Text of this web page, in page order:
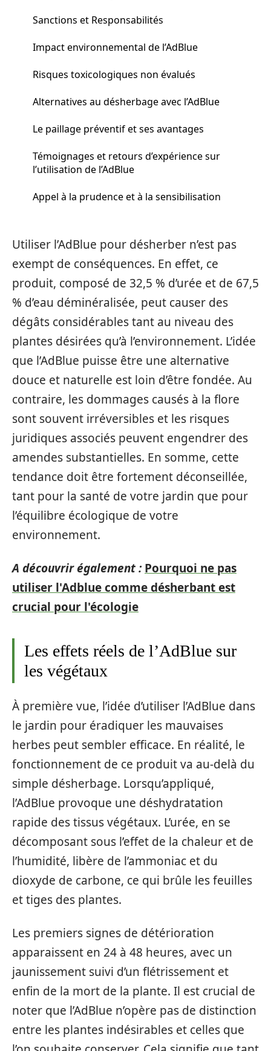
Sanctions et Responsabilités
Impact environnemental de l’AdBlue
Risques toxicologiques non évalués
Alternatives au désherbage avec l’AdBlue
Le paillage préventif et ses avantages
Témoignages et retours d’expérience sur
l’utilisation de l’AdBlue
Appel à la prudence et à la sensibilisation
Utiliser l’AdBlue pour désherber n’est pas
exempt de conséquences. En effet, ce
produit, composé de 32,5 % d’urée et de 67,5
% d’eau déminéralisée, peut causer des
dégâts considérables tant au niveau des
plantes désirées qu’à l’environnement. L’idée
que l’AdBlue puisse être une alternative
douce et naturelle est loin d’être fondée. Au
contraire, les dommages causés à la flore
sont souvent irréversibles et les risques
juridiques associés peuvent engendrer des
amendes substantielles. En somme, cette
tendance doit être fortement déconseillée,
tant pour la santé de votre jardin que pour
l’équilibre écologique de votre
environnement.
A découvrir également : Pourquoi ne pas
utiliser l'Adblue comme désherbant est
crucial pour l'écologie
Les effets réels de l’AdBlue sur
les végétaux
À première vue, l’idée d’utiliser l’AdBlue dans
le jardin pour éradiquer les mauvaises
herbes peut sembler efficace. En réalité, le
fonctionnement de ce produit va au-delà du
simple désherbage. Lorsqu’appliqué,
l’AdBlue provoque une déshydratation
rapide des tissus végétaux. L’urée, en se
décomposant sous l’effet de la chaleur et de
l’humidité, libère de l’ammoniac et du
dioxyde de carbone, ce qui brûle les feuilles
et tiges des plantes.
Les premiers signes de détérioration
apparaissent en 24 à 48 heures, avec un
jaunissement suivi d’un flétrissement et
enfin de la mort de la plante. Il est crucial de
noter que l’AdBlue n’opère pas de distinction
entre les plantes indésirables et celles que